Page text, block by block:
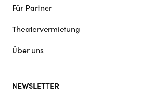
Für Partner
Theatervermietung
Über uns
NEWSLETTER